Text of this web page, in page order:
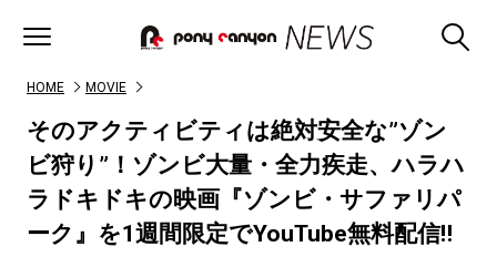
HOME MOVIE
そのアクティビティは絶対安全な”ゾン
ビ狩り”！ゾンビ大量・全力疾走、ハラハ
ラドキドキの映画『ゾンビ・サファリパ
ーク』を1週間限定でYouTube無料配信‼